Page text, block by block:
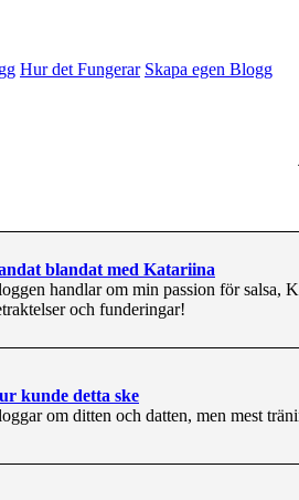
Hur det Fungerar Skapa egen Blogg
blandat med Katariina
handlar om min passion för salsa,
och funderingar!
kunde detta ske
om ditten och datten, men mest